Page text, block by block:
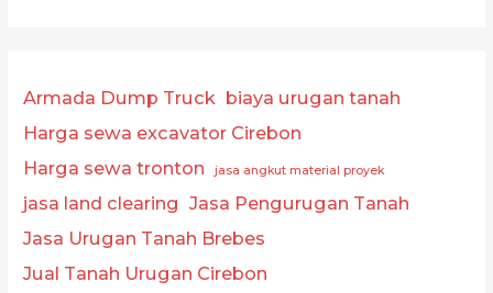
Armada Dump Truck biaya urugan tanah
Harga sewa excavator Cirebon
Harga sewa tronton
jasa angkut material proyek
jasa land clearing Jasa Pengurugan Tanah
Jasa Urugan Tanah Brebes
Jual Tanah Urugan Cirebon